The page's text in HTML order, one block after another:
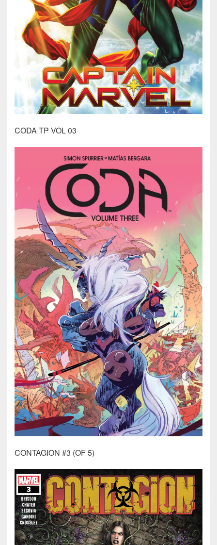
CODA TP VOL 03
CONTAGION #3 (OF 5)